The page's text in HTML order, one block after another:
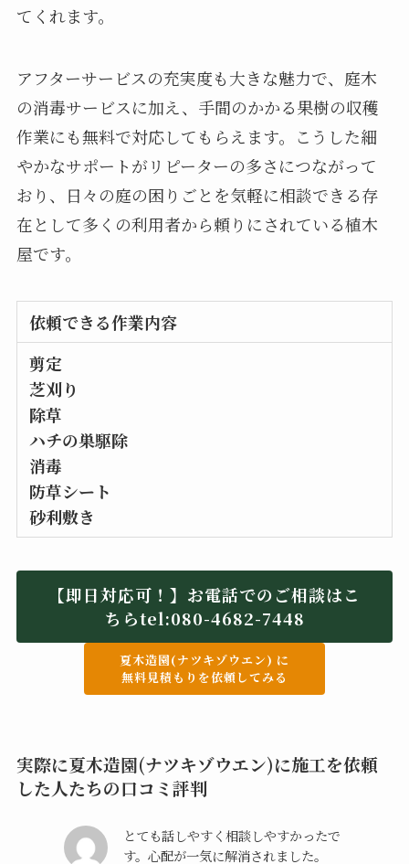
てくれます。
アフターサービスの充実度も大きな魅力で、庭木
の消毒サービスに加え、手間のかかる果樹の収穫
作業にも無料で対応してもらえます。こうした細
やかなサポートがリピーターの多さにつながって
おり、日々の庭の困りごとを気軽に相談できる存
在として多くの利用者から頼りにされている植木
屋です。
依頼できる作業内容
剪定
芝刈り
除草
ハチの巣駆除
消毒
防草シート
砂利敷き
【即日対応可！】お電話でのご相談はこ
ちらtel:080-4682-7448
夏木造園(ナツキゾウエン) に
無料見積もりを依頼してみる
実際に夏木造園(ナツキゾウエン)に施工を依頼
した人たちの口コミ評判
とても話しやすく相談しやすかったで
す。心配が一気に解消されました。